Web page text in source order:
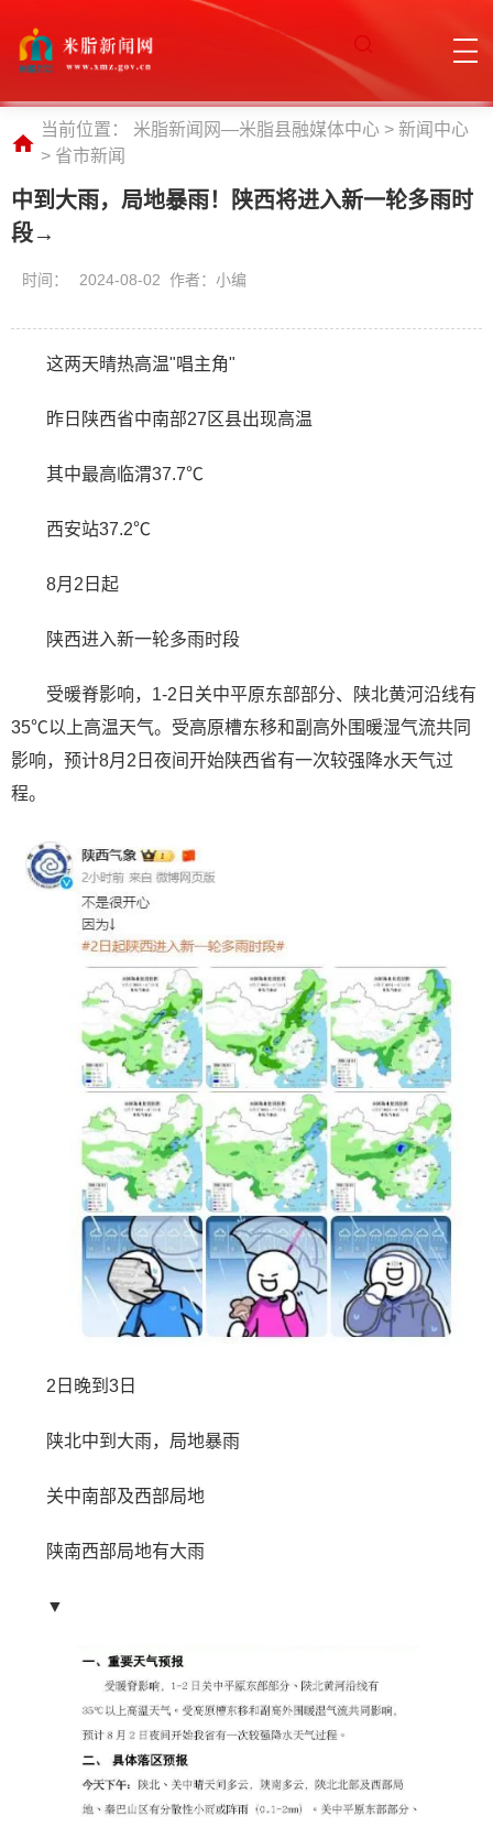
当前位置： 米脂新闻网—米脂县融媒体中心 > 新闻中心
> 省市新闻
中到大雨，局地暴雨！陕西将进入新一轮多雨时
段→
时间： 2024-08-02 作者：小编
这两天晴热高温"唱主角"
昨日陕西省中南部27区县出现高温
其中最高临渭37.7℃
西安站37.2℃
8月2日起
陕西进入新一轮多雨时段
受暖脊影响，1-2日关中平原东部部分、陕北黄河沿线有
35℃以上高温天气。受高原槽东移和副高外围暖湿气流共同
影响，预计8月2日夜间开始陕西省有一次较强降水天气过
程。
2日晚到3日
陕北中到大雨，局地暴雨
关中南部及西部局地
陕南西部局地有大雨
▼